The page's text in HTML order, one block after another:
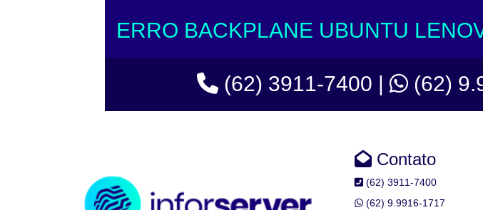
ERRO BACKPLANE UBUNTU
(62) 3911-7400 | (62)
Contato
(62) 3911-7400
(62) 9.9916-1717